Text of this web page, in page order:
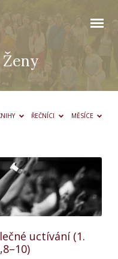
ŘEČNÍCI MĚSÍCE
uctívání (1.